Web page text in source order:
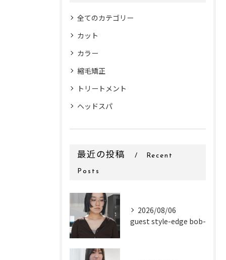
全てのカテゴリー
カット
カラー
縮毛矯正
トリートメント
ヘッドスパ
最近の投稿 Recent
Posts
2026/08/06
guest style-edge bob-